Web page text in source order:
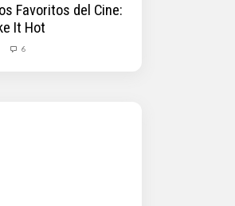
Favoritos del Cine:
It Hot
6